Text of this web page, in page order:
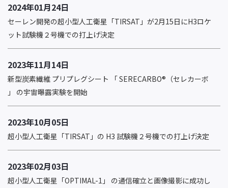
2024年01月24日
セーレン開発の超小型人工衛星「TIRSAT」が2月15日にH3ロケ
ット試験機２号機での打上げ決定
2023年11月14日
新型炭素繊維 プリプレグシート 「 SERECARBO®（セレカーボ
」 の宇宙曝露実験を開始
2023年10月05日
超小型人工衛星「TIRSAT」の H3 試験機２号機での打上げ決定
2023年02月03日
超小型人工衛星「OPTIMAL-1」 の通信確立と画像撮影に成功し